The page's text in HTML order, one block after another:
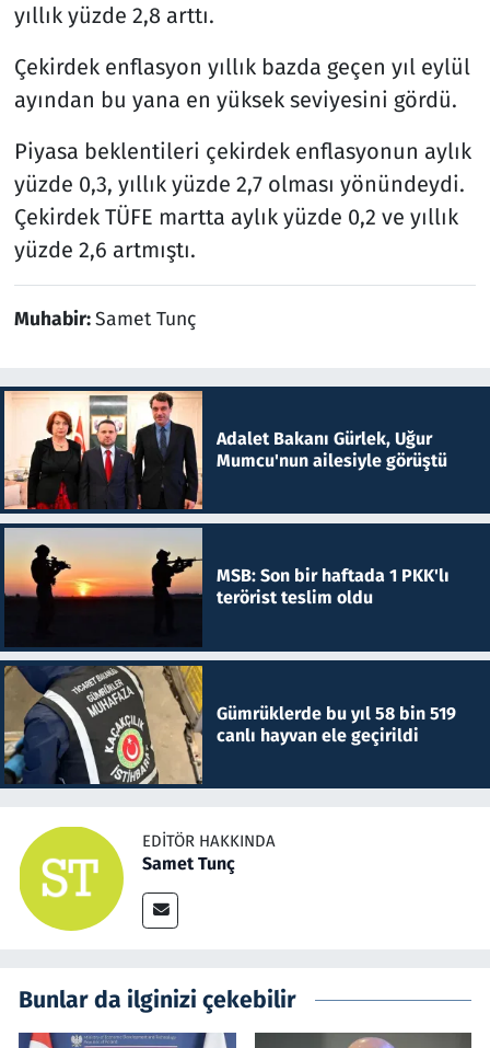
yıllık yüzde 2,8 arttı.
Çekirdek enflasyon yıllık bazda geçen yıl eylül
ayından bu yana en yüksek seviyesini gördü.
Piyasa beklentileri çekirdek enflasyonun aylık
yüzde 0,3, yıllık yüzde 2,7 olması yönündeydi.
Çekirdek TÜFE martta aylık yüzde 0,2 ve yıllık
yüzde 2,6 artmıştı.
Muhabir:Samet Tunç
Adalet Bakanı Gürlek, Uğur
Mumcu'nun ailesiyle görüştü
MSB: Son bir haftada 1 PKK'lı
terörist teslim oldu
Gümrüklerde bu yıl 58 bin 519
canlı hayvan ele geçirildi
EDITÖR HAKKINDA
Samet Tunç
Bunlar da ilginizi çekebilir